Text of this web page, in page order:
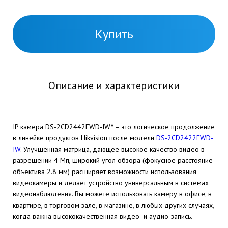
Купить
Описание и характеристики
IP камера DS-2CD2442FWD-IW* – это логическое продолжение
в линейке продуктов Hikvision после модели DS-2CD2422FWD-
IW. Улучшенная матрица, дающее высокое качество видео в
разрешении 4 Мп, широкий угол обзора (фокусное расстояние
объектива 2.8 мм) расширяет возможности использования
видеокамеры и делает устройство универсальным в системах
видеонаблюдения. Вы можете использовать камеру в офисе, в
квартире, в торговом зале, в магазине, в любых других случаях,
когда важна высококачественная видео- и аудио-запись.